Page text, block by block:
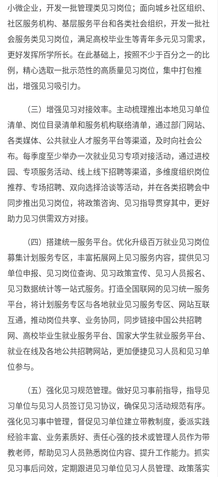
小微企业，开发一批管理类见习岗位；面向城乡社区组织、
社区服务机构、基层服务平台和各类社会组织，开发一批社
会服务类见习岗位，满足高校毕业生等青年多元见习需求，
更好发挥所学所长。在此基础上，按照不少于百分之一的比
例，精心选取一批示范性的高质量见习岗位，集中打包推
出，增强见习吸引力。
（三）增强见习对接效率。主动梳理推出本地见习单位
清单、岗位目录清单和服务机构联络清单，通过部门网站、
各类媒体、公共就业人才服务平台等渠道，及时向社会公
布。每季度至少举办一次就业见习专项对接活动，通过进校
园、专项服务活动、线上线下招聘等渠道，多维度组织岗位
推荐、专场招聘、双向选择洽谈等活动，并在各类招聘会中
同步推出见习岗位，将政策咨询、见习指导贯穿其中，更好
助力见习供需双方对接。
（四）搭建统一服务平台。优化升级百万就业见习岗位
募集计划服务专区，丰富拓展网上见习服务内容，提供见习
单位申报、见习岗位查询、见习政策宣传、见习人员报名、
见习数据统计等一站式服务。打造全国联网的见习统一服务
平台，将计划服务专区与各地就业见习服务专区、网站互联
互通，推动岗位共享、业务协同，同步链接中国公共招聘
网、高校毕业生就业服务平台、国家大学生就业服务平台、
就业在线及各地公共招聘网站，更加便捷见习人员和见习单
位参与。
（五）强化见习规范管理。做好见习事前指导，指导见
习单位与见习人员签订见习协议，确保见习活动规范有序。
强化见习事中管理，督促见习单位建立带教制度，委派实践
经验丰富、业务素质好、责任心强的技术或管理人员作为带
教老师，帮助见习人员熟悉岗位内容、提升工作能力。抓实
见习事后问效，定期跟进见习单位见习人员管理、政策落实